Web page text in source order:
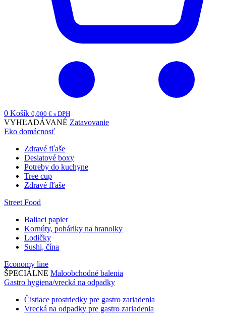
0 Košík 0,000 € s DPH
VYHĽADÁVANÉ Zatavovanie
Eko domácnosť
Zdravé fľaše
Desiatové boxy
Potreby do kuchyne
Tree cup
Zdravé fľaše
Street Food
Baliaci papier
Kornúty, poháriky na hranolky
Lodičky
Sushi, čína
Economy line
ŠPECIÁLNE Maloobchodné balenia
Gastro hygiena/vrecká na odpadky
Čistiace prostriedky pre gastro zariadenia
Vrecká na odpadky pre gastro zariadenia